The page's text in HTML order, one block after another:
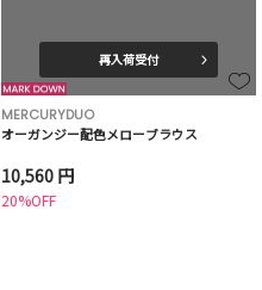
再入荷受付
MERCURYDUO
オーガンジー配色メローブラウス
10,560 円
20%OFF